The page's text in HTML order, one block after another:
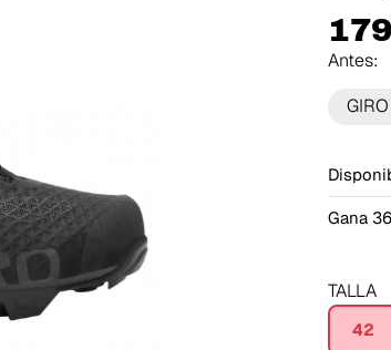
Antes:
GIRO
Gana
TALLA
42